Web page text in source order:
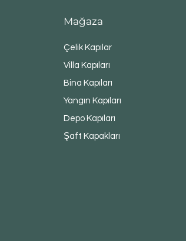
Mağaza
Çelik Kapılar
Villa Kapıları
Bina Kapıları
Yangın Kapıları
Depo Kapıları
Şaft Kapakları